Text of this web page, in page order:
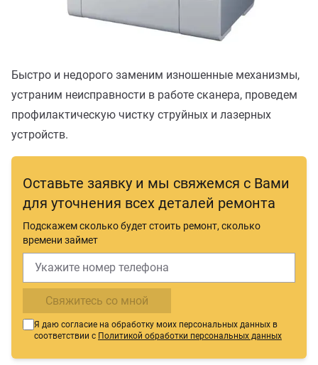
Быстро и недорого заменим изношенные механизмы,
устраним неисправности в работе сканера, проведем
профилактическую чистку струйных и лазерных
устройств.
Оставьте заявку и мы свяжемся с Вами
для уточнения всех деталей ремонта
Подскажем сколько будет стоить ремонт, сколько
времени займет
Свяжитесь со мной
Я даю согласие на обработку моих персональных данных в
соответствии с Политикой обработки персональных данных